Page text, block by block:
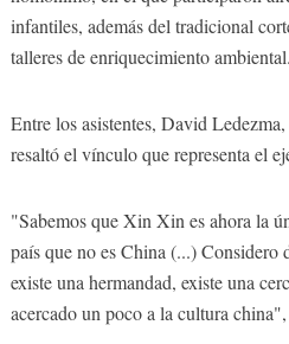
infantiles, además del tradicional
talleres de enriquecimiento ambiental.
Entre los asistentes, David
resaltó el vínculo que representa el
"Sabemos que Xin Xin es ahora la
país que no es China (...) Considero
existe una hermandad, existe una
acercado un poco a la cultura